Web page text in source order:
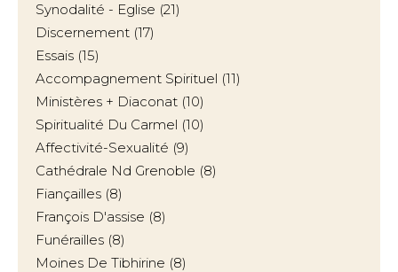
Synodalité - Eglise (21)
Discernement (17)
Essais (15)
Accompagnement Spirituel (11)
Ministères + Diaconat (10)
Spiritualité Du Carmel (10)
Affectivité-Sexualité (9)
Cathédrale Nd Grenoble (8)
Fiançailles (8)
François D'assise (8)
Funérailles (8)
Moines De Tibhirine (8)